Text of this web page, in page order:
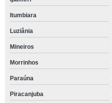
Itumbiara
Luziânia
Mineiros
Morrinhos
Paraúna
Piracanjuba